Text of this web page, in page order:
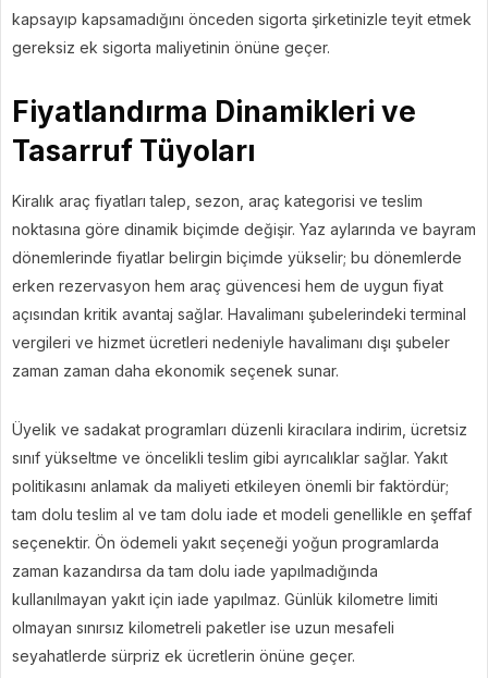
kapsayıp kapsamadığını önceden sigorta şirketinizle teyit etmek
gereksiz ek sigorta maliyetinin önüne geçer.
Fiyatlandırma Dinamikleri ve
Tasarruf Tüyoları
Kiralık araç fiyatları talep, sezon, araç kategorisi ve teslim
noktasına göre dinamik biçimde değişir. Yaz aylarında ve bayram
dönemlerinde fiyatlar belirgin biçimde yükselir; bu dönemlerde
erken rezervasyon hem araç güvencesi hem de uygun fiyat
açısından kritik avantaj sağlar. Havalimanı şubelerindeki terminal
vergileri ve hizmet ücretleri nedeniyle havalimanı dışı şubeler
zaman zaman daha ekonomik seçenek sunar.
Üyelik ve sadakat programları düzenli kiracılara indirim, ücretsiz
sınıf yükseltme ve öncelikli teslim gibi ayrıcalıklar sağlar. Yakıt
politikasını anlamak da maliyeti etkileyen önemli bir faktördür;
tam dolu teslim al ve tam dolu iade et modeli genellikle en şeffaf
seçenektir. Ön ödemeli yakıt seçeneği yoğun programlarda
zaman kazandırsa da tam dolu iade yapılmadığında
kullanılmayan yakıt için iade yapılmaz. Günlük kilometre limiti
olmayan sınırsız kilometreli paketler ise uzun mesafeli
seyahatlerde sürpriz ek ücretlerin önüne geçer.